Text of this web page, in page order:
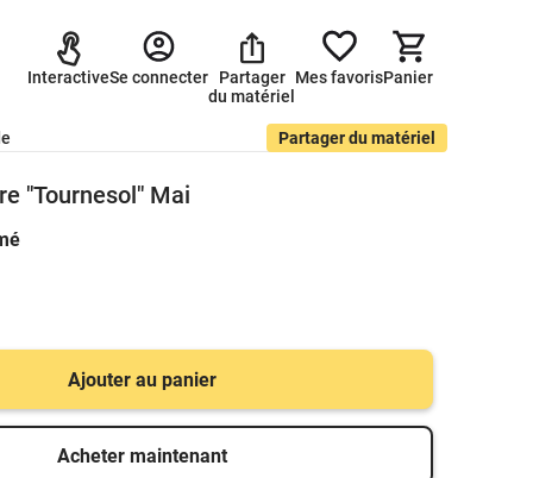
InteractiveSe connecter
Partager
du matériel
Mes favorisPanier
Partager du matériel
"Tournesol" Mai
Ajouter au panier
Acheter maintenant